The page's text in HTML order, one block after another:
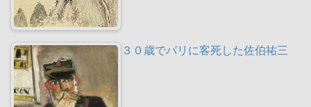
３０歳でパリに客死した佐伯祐三